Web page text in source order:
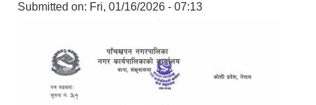
Submitted on: Fri, 01/16/2026 - 07:13